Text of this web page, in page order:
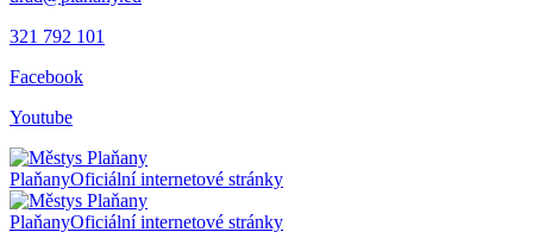
321 792 101
Facebook
Youtube
PlaňanyOficiální internetové stránky
PlaňanyOficiální internetové stránky